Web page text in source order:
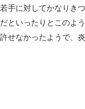
手に対してかなりき
といったりとこのよ
せなかったようで、